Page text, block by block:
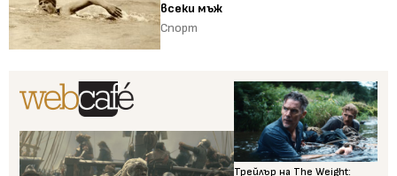
всеки мъж
Спорт
Трейлър на The Weight: